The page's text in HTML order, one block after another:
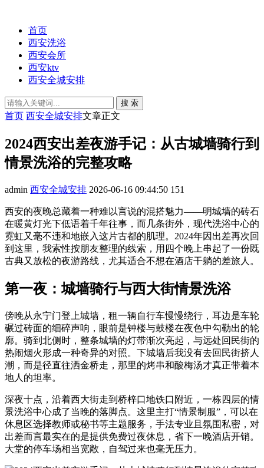
首页
西安洗浴
西安会所
西安ktv
西安全城安排
搜 索
首页 西安全城安排文章正文
2024西安出差夜游手记：从古城墙骑行到
情景洗浴的完整攻略
admin 西安全城安排 2026-06-16 09:44:50 151
西安的夜晚总藏着一种难以言说的混搭魅力——明城墙的砖石
在暖黄灯光下低语着千年往事，而几条街外，现代洗浴中心的
霓虹又毫不违和地嵌入这片古都的肌理。2024年因出差再次回
到这里，我索性按朋友整理的线索，用四个晚上串起了一份既
古典又放松的夜游路线，尤其适合不想在酒店干躺的差旅人。
第一夜：城墙骑行与西大街情景洗浴
傍晚从永宁门登上城墙，租一辆自行车慢慢绕行，耳边是车轮
碾过砖面的细碎声响，眼前是钟楼与鼓楼在夜色中勾勒出的轮
廓。骑到北侧时，整条城墙的灯带渐次亮起，与远处回民街的
热闹烟火形成一种奇异的对照。下城墙后我没有去回民街挤人
潮，而是径直往洒金桥走，那里的烤串和酸梅汤才真正带着本
地人的坦率。
深夜十点，沿着西大街走到桥梓口地铁口附近，一栋四层的情
景洗浴中心成了当晚的落脚点。这里主打“情景制服”，可以在
休息区选择教师或秘书等主题服务，手法专业且氛围私密，对
出差而言最实在的是提供免费过夜休息，省下一晚酒店开销。
大堂的停车场相当宽敞，自驾过来也毫无压力。